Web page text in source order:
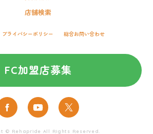
店舗検索
プライバシーポリシー 総合お問い合わせ
FC加盟店募集
© Rehapride All Rights Reserved.